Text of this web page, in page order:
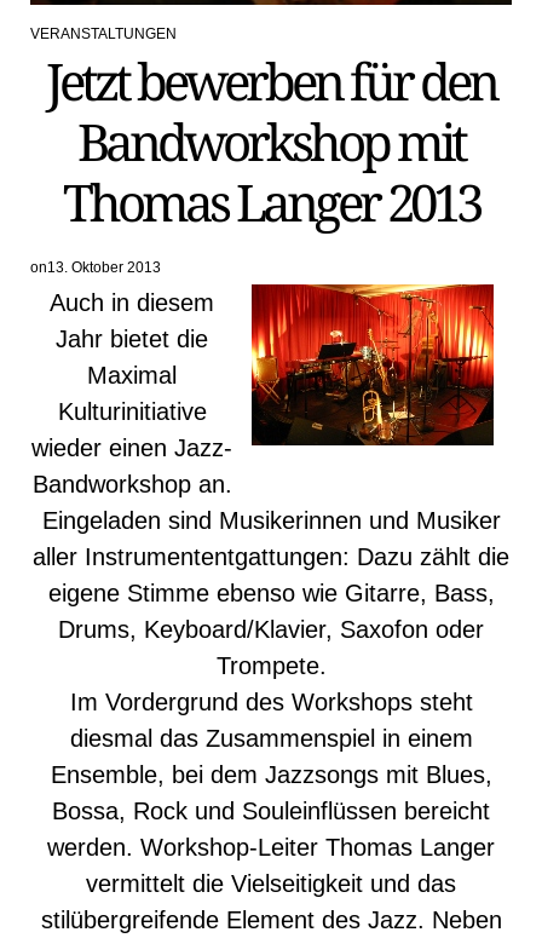
POSTED
VERANSTALTUNGEN
Jetzt bewerben für den
Bandworkshop mit
Thomas Langer 2013
on13. Oktober 2013
Auch in diesem
Jahr bietet die
Maximal
Kulturinitiative
wieder einen Jazz-
Bandworkshop an.
Eingeladen sind Musikerinnen und Musiker
aller Instrumententgattungen: Dazu zählt die
eigene Stimme ebenso wie Gitarre, Bass,
Drums, Keyboard/Klavier, Saxofon oder
Trompete.
Im Vordergrund des Workshops steht
diesmal das Zusammenspiel in einem
Ensemble, bei dem Jazzsongs mit Blues,
Bossa, Rock und Souleinflüssen bereicht
werden. Workshop-Leiter Thomas Langer
vermittelt die Vielseitigkeit und das
stilübergreifende Element des Jazz. Neben